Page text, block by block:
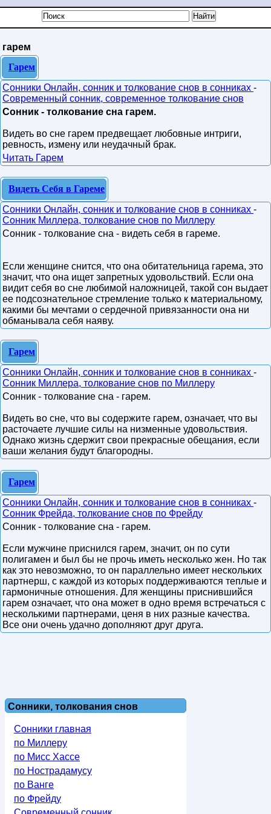
гарем
Гарем
Сонники Онлайн, сонник и толкование снов в сонниках -
Современный сонник, современное толкование снов
Сонник - толкование сна гарем.
Видеть во сне гарем предвещает любовные интриги,
ревность, измену или неудачный брак.
Читать Гарем
Видеть Себя в Гареме
Сонники Онлайн, сонник и толкование снов в сонниках -
Сонник Миллера, толкование снов по Миллеру
Сонник - толкование сна - видеть себя в гареме.
Если женщине снится, что она обитательница гарема, это
значит, что она ищет запретных удовольствий. Если она
видит себя во сне любимой наложницей, такой сон выдает
ее подсознательное стремление только к материальному,
какими бы мечтами о сердечной привязанности она ни
обманывала себя наяву.
Гарем
Сонники Онлайн, сонник и толкование снов в сонниках -
Сонник Миллера, толкование снов по Миллеру
Сонник - толкование сна - гарем.
Видеть во сне, что вы содержите гарем, означает, что вы
расточаете лучшие силы на низменные удовольствия.
Однако жизнь сдержит свои прекрасные обещания, если
ваши желания будут благородны.
Гарем
Сонники Онлайн, сонник и толкование снов в сонниках -
Сонник Фрейда, толкование снов по Фрейду
Сонник - толкование сна - гарем.
Если мужчине приснился гарем, значит, он по сути
полигамен и был бы не прочь иметь несколько жен. Но так
как это невозможно, то он параллельно имеет нескольких
партнерш, с каждой из которых поддерживаются теплые и
гармоничные отношения. Для женщины приснившийся
гарем означает, что она может в одно время встречаться с
несколькими партнерами, ценя в них разные качества.
Все они очень удачно дополняют друг друга.
Сонники, толкования снов
Сонники главная
по Миллеру
по Мисс Хассе
по Нострадамусу
по Ванге
по Фрейду